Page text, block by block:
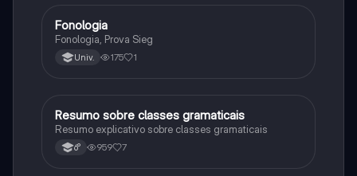
Português
Fonologia
Fonologia, Prova Sieg
Univ. 175 1
Português
Resumo sobre classes gramaticais
Resumo explicativo sobre classes gramaticais
6° 959 7